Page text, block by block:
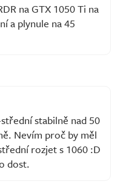
na GTX 1050 Ti na
a plynule na 45
stabilně nad 50
Nevím proč by měl
rozjet s 1060 :D
dost.